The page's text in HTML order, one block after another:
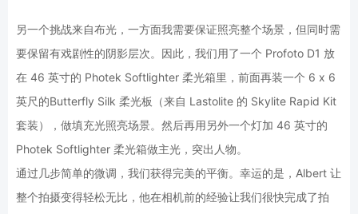
另一个挑战来自布光，一方面我需要保证照亮整个场景，但同时需
要保留有戏剧性的阴影层次。因此，我们用了一个 Profoto D1 放
在 46 英寸的 Photek Softlighter 柔光箱里，前面再装一个 6 x 6
英尺的Butterfly Silk 柔光板（来自 Lastolite 的 Skylite Rapid Kit
套装），做填充光照亮场景。然后再用另外一个灯加 46 英寸的
Photek Softlighter 柔光箱做主光，突出人物。
通过几步简单的微调，我们获得完美的平衡。幸运的是，Albert 让
整个拍摄变得轻松无比，他在相机前的经验让我们很快完成了拍